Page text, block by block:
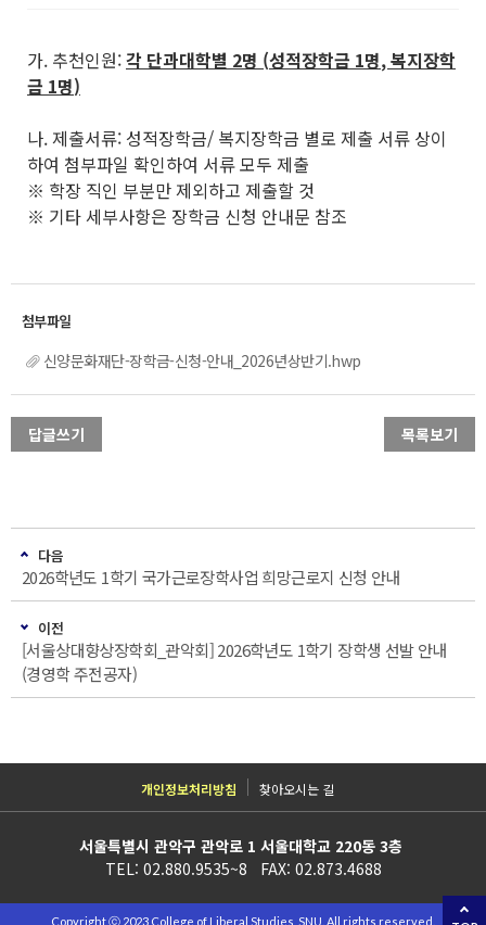
가. 추천인원:각 단과대학별 2명 (성적장학금 1명,복지장학
금 1명)
나. 제출서류: 성적장학금/ 복지장학금 별로 제출 서류 상이
하여 첨부파일 확인하여 서류 모두 제출
※ 학장 직인 부분만 제외하고 제출할 것
※ 기타 세부사항은 장학금 신청 안내문 참조
신양문화재단-장학금-신청-안내_2026년상반기.hwp
답글쓰기 목록보기
다음
2026학년도 1학기 국가근로장학사업 희망근로지 신청 안내
이전
[서울상대향상장학회_관악회] 2026학년도 1학기 장학생 선발 안내
(경영학 주전공자)
개인정보처리방침 찾아오시는 길
서울특별시 관악구 관악로 1 서울대학교 220동 3층
TEL: 02.880.9535~8 FAX: 02.873.4688
Copyright ⓒ 2023 College of Liberal Studies, SNU. All rights reserved.